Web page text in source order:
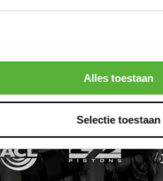
Alles toestaan
Selectie toestaan